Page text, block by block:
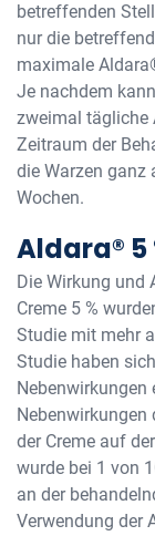
betreffenden
nur die
maximale
Je nachdem
zweimal tägliche
Zeitraum der
die Warzen
Wochen.
Aldara® 5
Die Wirkung und
Creme 5 %
Studie mit mehr
Studie haben
Nebenwirkungen
Nebenwirkungen
der Creme auf
wurde bei 1 von
an der
Verwendung der